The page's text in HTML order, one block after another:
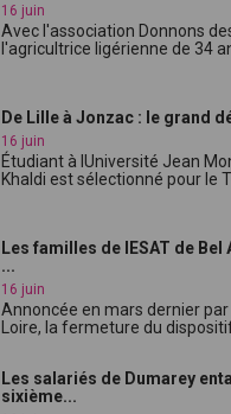
16 juin
Avec l'association Donnons
l'agricultrice ligérienne de 34
De Lille à Jonzac : le grand
16 juin
Étudiant à lUniversité Jean
Khaldi est sélectionné pour le
Les familles de lESAT de Bel
...
16 juin
Annoncée en mars dernier
Loire, la fermeture du dispositif
Les salariés de Dumarey
sixième...